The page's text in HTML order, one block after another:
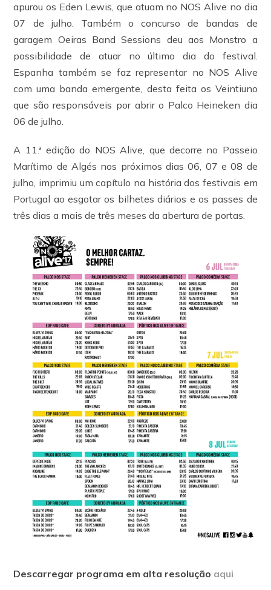
apurou os Eden Lewis, que atuam no NOS Alive no dia
07 de julho. Também o concurso de bandas de
garagem Oeiras Band Sessions deu aos Monstro a
possibilidade de atuar no último dia do festival.
Espanha também se faz representar no NOS Alive
com uma banda emergente, desta feita os Veintiuno
que são responsáveis por abrir o Palco Heineken dia
06 de julho.
A 11.ª edição do NOS Alive, que decorre no Passeio
Marítimo de Algés nos próximos dias 06, 07 e 08 de
julho, imprimiu um capítulo na história dos festivais em
Portugal ao esgotar os bilhetes diários e os passes de
três dias a mais de três meses da abertura de portas.
Descarregar programa em alta resolução aqui